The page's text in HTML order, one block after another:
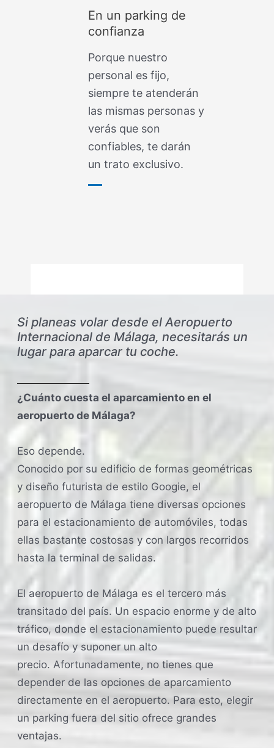
En un parking de
confianza
Porque nuestro
personal es fijo,
siempre te atenderán
las mismas personas y
verás que son
confiables, te darán
un trato exclusivo.
Si planeas volar desde el Aeropuerto
Internacional de Málaga, necesitarás un
lugar para aparcar tu coche.
¿Cuánto cuesta el aparcamiento en el
aeropuerto de Málaga?
Eso depende.
Conocido por su edificio de formas geométricas
y diseño futurista de estilo Googie, el
aeropuerto de Málaga tiene diversas opciones
para el estacionamiento de automóviles, todas
ellas bastante costosas y con largos recorridos
hasta la terminal de salidas.
El aeropuerto de Málaga es el tercero más
transitado del país. Un espacio enorme y de alto
tráfico, donde el estacionamiento puede resultar
un desafío y suponer un alto
precio. Afortunadamente, no tienes que
depender de las opciones de aparcamiento
directamente en el aeropuerto. Para esto, elegir
un parking fuera del sitio ofrece grandes
ventajas.